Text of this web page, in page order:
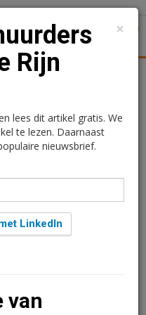
Rijn
om 13:28
a.s.r real estate
het horeca aanbod in
×
Rijn
lees dit artikel gratis. We
te lezen. Daarnaast
nieuwsbrief.
LinkedIn
van